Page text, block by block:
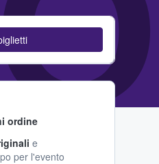
ordine
e
per l'evento